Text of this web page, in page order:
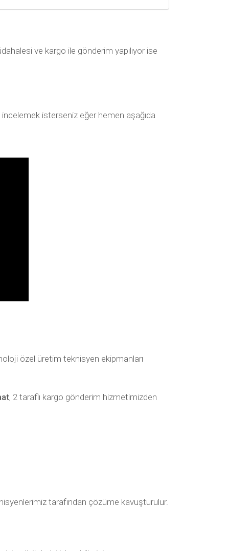
ve kargo ile gönderim yapılıyor ise
incelemek isterseniz eğer hemen aşağıda
özel üretim teknisyen ekipmanları
, 2 taraflı kargo gönderim hizmetimizden
tarafından çözüme kavuşturulur.